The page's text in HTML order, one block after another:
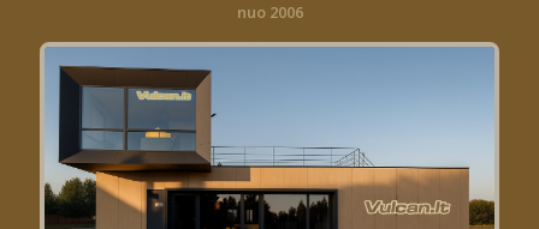
nuo 2006